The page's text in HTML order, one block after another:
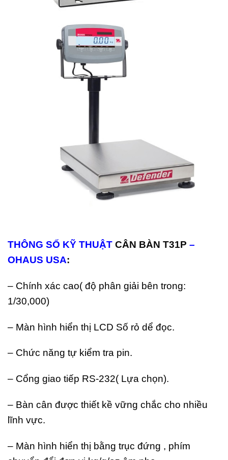
THÔNG SỐ KỸ THUẬT CÂN BÀN T31P –
OHAUS USA:
– Chính xác cao( độ phân giải bên trong:
1/30,000)
– Màn hình hiển thị LCD Số rỏ dể đọc.
– Chức năng tự kiểm tra pin.
– Cổng giao tiếp RS-232( Lựa chọn).
– Bàn cân được thiết kề vững chắc cho nhiều
lĩnh vực.
– Màn hình hiển thị bằng trục đứng , phím